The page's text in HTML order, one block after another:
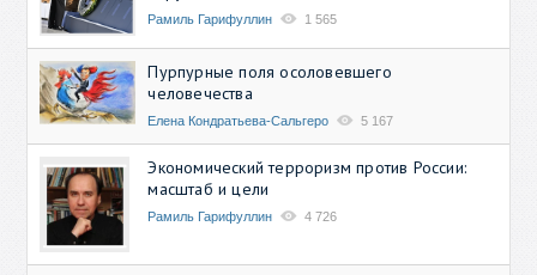
Рамиль Гарифуллин 1 565
Пурпурные поля осоловевшего
человечества
Елена Кондратьева-Сальгеро 5 167
Экономический терроризм против России:
масштаб и цели
Рамиль Гарифуллин 4 726